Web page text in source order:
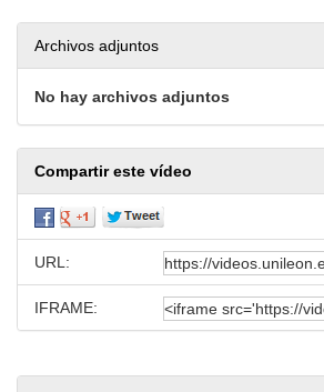
Archivos adjuntos
No hay archivos adjuntos
Compartir este vídeo
URL:
IFRAME: